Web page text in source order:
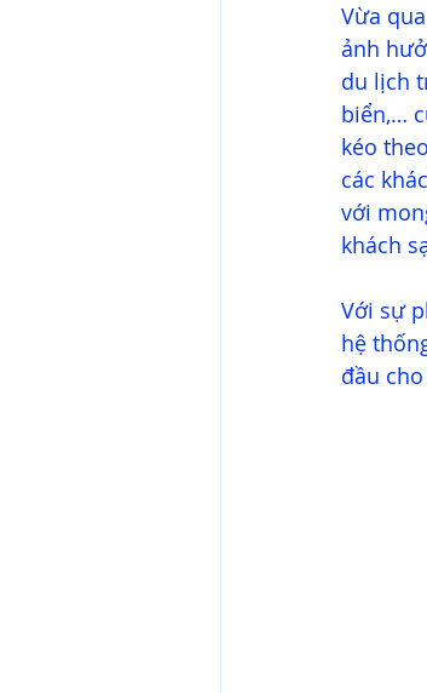
Vừa
ảnh
du lịch
biển,…
kéo
các
với
khách
Với sự
hệ
đầu